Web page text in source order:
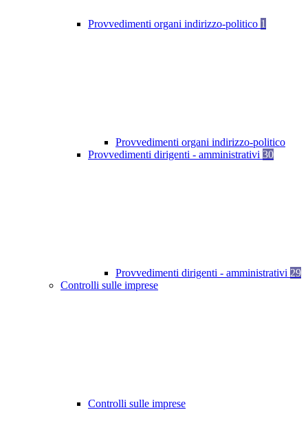
Provvedimenti organi indirizzo-politico 1
Provvedimenti organi indirizzo-politico
Provvedimenti dirigenti - amministrativi 30
Provvedimenti dirigenti - amministrativi 29
Controlli sulle imprese
Controlli sulle imprese